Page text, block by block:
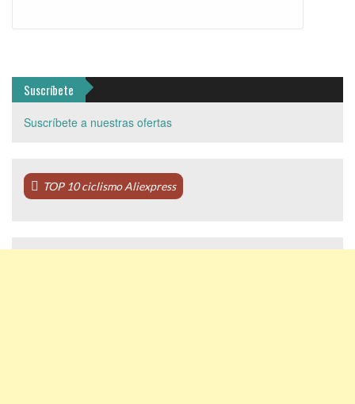
Suscríbete
Suscríbete a nuestras ofertas
TOP 10 ciclismo Aliexpress